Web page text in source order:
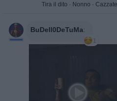
Tira il dito · Nonno · Cazzate
BuDell0DeTuMa:
1